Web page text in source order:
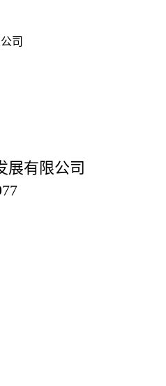
司
展有限公司